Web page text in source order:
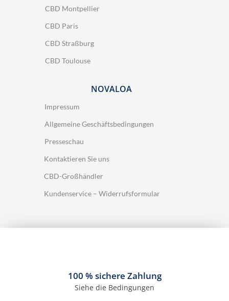
CBD Montpellier
CBD Paris
CBD Straßburg
CBD Toulouse
NOVALOA
Impressum
Allgemeine Geschäftsbedingungen
Presseschau
Kontaktieren Sie uns
CBD-Großhändler
Kundenservice – Widerrufsformular
100 % sichere Zahlung
Siehe die Bedingungen